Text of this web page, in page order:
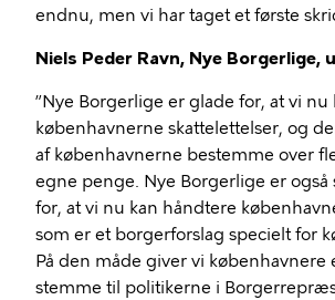
endnu, men vi har taget et første
Niels Peder Ravn, Nye Borgerlige,
”Nye Borgerlige er glade for, at vi nu
københavnerne skattelettelser, og
af københavnerne bestemme over
egne penge. Nye Borgerlige er
for, at vi nu kan håndtere
som er et borgerforslag specielt for
På den måde giver vi københavnere
stemme til politikerne i